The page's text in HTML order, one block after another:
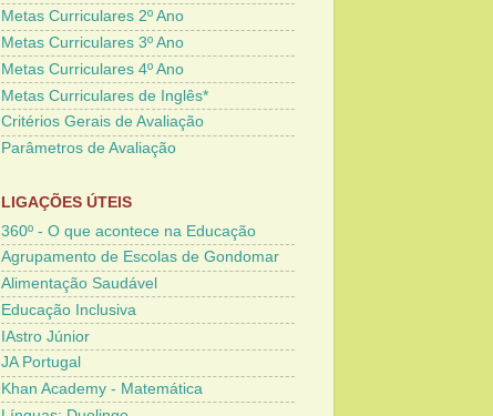
Metas Curriculares 2º Ano
Metas Curriculares 3º Ano
Metas Curriculares 4º Ano
Metas Curriculares de Inglês*
Critérios Gerais de Avaliação
Parâmetros de Avaliação
LIGAÇÕES ÚTEIS
360º - O que acontece na Educação
Agrupamento de Escolas de Gondomar
Alimentação Saudável
Educação Inclusiva
IAstro Júnior
JA Portugal
Khan Academy - Matemática